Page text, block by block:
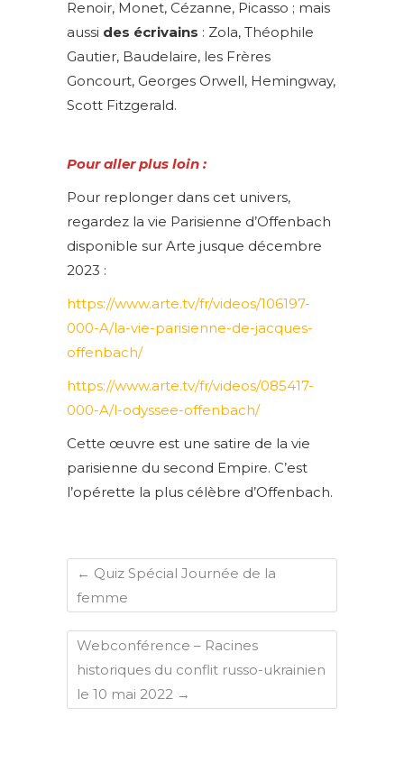
Renoir, Monet, Cézanne, Picasso ; mais
aussi des écrivains : Zola, Théophile
Gautier, Baudelaire, les Frères
Goncourt, Georges Orwell, Hemingway,
Scott Fitzgerald.
Pour aller plus loin :
Pour replonger dans cet univers,
regardez la vie Parisienne d’Offenbach
disponible sur Arte jusque décembre
2023 :
https://www.arte.tv/fr/videos/106197-
000-A/la-vie-parisienne-de-jacques-
offenbach/
https://www.arte.tv/fr/videos/085417-
000-A/l-odyssee-offenbach/
Cette œuvre est une satire de la vie
parisienne du second Empire. C’est
l’opérette la plus célèbre d’Offenbach.
← Quiz Spécial Journée de la
femme
Webconférence – Racines
historiques du conflit russo-ukrainien
le 10 mai 2022 →